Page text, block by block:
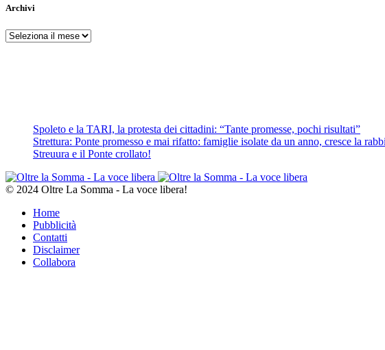
Archivi
Archivi
Spoleto e la TARI, la protesta dei cittadini: “Tante promesse, pochi risultati”
Strettura: Ponte promesso e mai rifatto: famiglie isolate da un anno, cresce la
Streuura e il Ponte crollato!
© 2024 Oltre La Somma - La voce libera!
Home
Pubblicità
Contatti
Disclaimer
Collabora